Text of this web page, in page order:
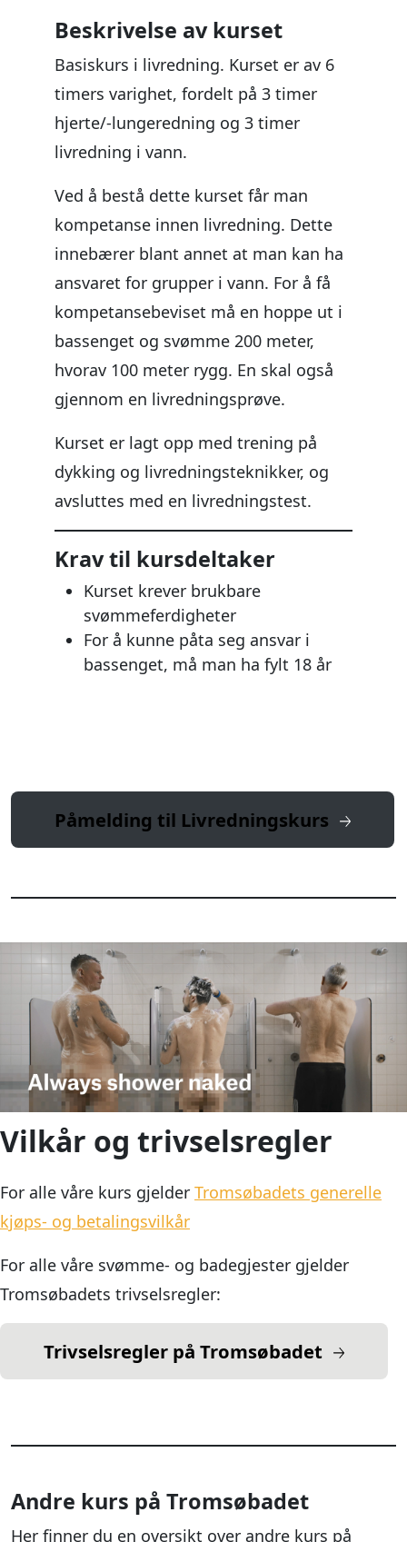
Beskrivelse av kurset
Basiskurs i livredning. Kurset er av 6
timers varighet, fordelt på 3 timer
hjerte/-lungeredning og 3 timer
livredning i vann.
Ved å bestå dette kurset får man
kompetanse innen livredning. Dette
innebærer blant annet at man kan ha
ansvaret for grupper i vann. For å få
kompetansebeviset må en hoppe ut i
bassenget og svømme 200 meter,
hvorav 100 meter rygg. En skal også
gjennom en livredningsprøve.
Kurset er lagt opp med trening på
dykking og livredningsteknikker, og
avsluttes med en livredningstest.
Krav til kursdeltaker
Kurset krever brukbare
svømmeferdigheter
For å kunne påta seg ansvar i
bassenget, må man ha fylt 18 år
Påmelding til Livredningskurs
Vilkår og trivselsregler
For alle våre kurs gjelder Tromsøbadets generelle
kjøps- og betalingsvilkår
For alle våre svømme- og badegjester gjelder
Tromsøbadets trivselsregler:
Trivselsregler på Tromsøbadet
Andre kurs på Tromsøbadet
Her finner du en oversikt over andre kurs på